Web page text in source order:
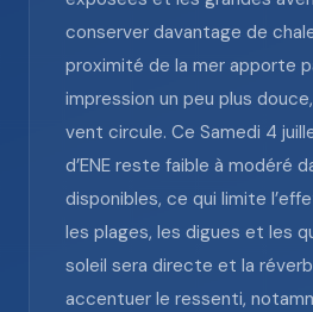
conserver davantage de
proximité de la mer apporte
impression un peu plus
vent circule. Ce Samedi 4
d’ENE reste faible à modéré
disponibles, ce qui limite
les plages, les digues et les
soleil sera directe et la
accentuer le ressenti,